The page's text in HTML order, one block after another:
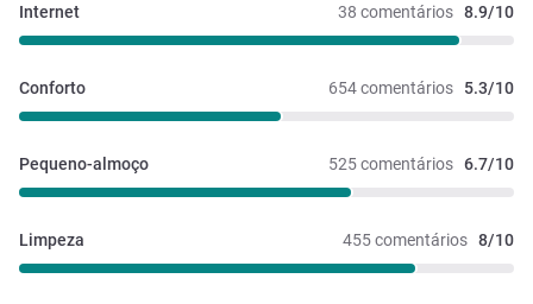
38 comentários 8.9/10
Internet
654 comentários 5.3/10
Conforto
525 comentários 6.7/10
Pequeno-almoço
455 comentários 8/10
Limpeza